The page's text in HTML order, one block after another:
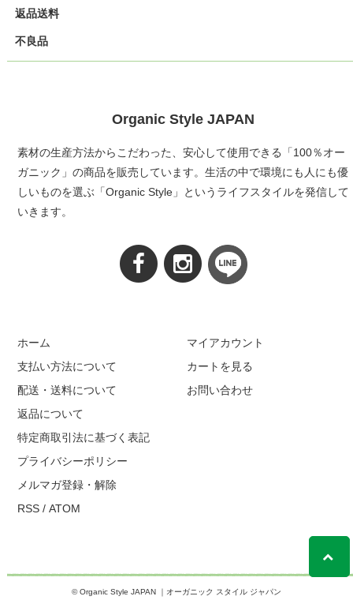
返品送料
不良品
Organic Style JAPAN
素材の生産方法からこだわった、安心して使用できる「100％オー
ガニック」の商品を販売しています。生活の中で環境にも人にも優
しいものを選ぶ「Organic Style」というライフスタイルを発信して
いきます。
ホーム
支払い方法について
配送・送料について
返品について
特定商取引法に基づく表記
プライバシーポリシー
メルマガ登録・解除
RSS /ATOM
マイアカウント
カートを見る
お問い合わせ
© Organic Style JAPAN ｜オーガニック スタイル ジャパン